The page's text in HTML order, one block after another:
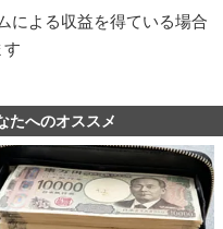
による収益を得ている場合
す
たへのオススメ